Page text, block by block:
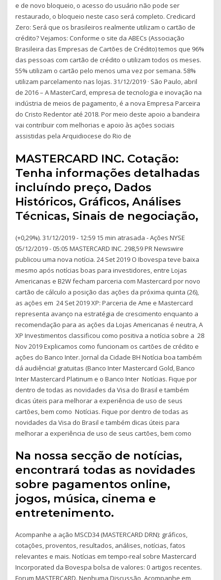
e de novo bloqueio, o acesso do usuário não pode ser
restaurado, o bloqueio neste caso será completo. Credicard
Zero: Será que os brasileiros realmente utilizam o cartão de
crédito? Vejamos: Conforme o site da ABECs (Associação
Brasileira das Empresas de Cartões de Crédito) temos que 96%
das pessoas com cartão de crédito o utilizam todos os meses.
55% utilizam o cartão pelo menos uma vez por semana. 58%
utilizam parcelamento nas lojas. 31/12/2019 · São Paulo, abril
de 2016 – A MasterCard, empresa de tecnologia e inovação na
indústria de meios de pagamento, é a nova Empresa Parceira
do Cristo Redentor até 2018. Por meio deste apoio a bandeira
vai contribuir com melhorias e apoio às ações sociais
assistidas pela Arquidiocese do Rio de
MASTERCARD INC. Cotação:
Tenha informações detalhadas
incluíndo preço, Dados
Históricos, Gráficos, Análises
Técnicas, Sinais de negociação,
(+0,29%). 31/12/2019 - 12:59 15 min atrasada - Ações NYSE
05/12/2019 - 05:05 MASTERCARD INC. 298,59 PR Newswire
publicou uma nova notícia. 24 Set 2019 O Ibovespa teve baixa
mesmo após notícias boas para investidores, entre Lojas
Americanas e B2W fecham parceria com Mastercard por novo
cartão de cálculo a posição das ações da próxima quinta (26),
as ações em 24 Set 2019 XP: Parceria de Ame e Mastercard
representa avanço na estratégia de crescimento enquanto a
recomendação para as ações da Lojas Americanas é neutra, A
XP Investimentos classificou como positiva a notícia sobre a 28
Nov 2019 Explicamos como funcionam os cartões de crédito e
ações do Banco Inter. Jornal da Cidade BH Notícia boa também
dá audiência! gratuitas (Banco Inter Mastercard Gold, Banco
Inter Mastercard Platinum e o Banco Inter Notícias. Fique por
dentro de todas as novidades da Visa do Brasil e também
dicas úteis para melhorar a experiência de uso de seus
cartões, bem como Notícias. Fique por dentro de todas as
novidades da Visa do Brasil e também dicas úteis para
melhorar a experiência de uso de seus cartões, bem como
Na nossa secção de notícias,
encontrará todas as novidades
sobre pagamentos online,
jogos, música, cinema e
entretenimento.
Acompanhe a ação MSCD34 (MASTERCARD DRN): gráficos,
cotações, proventos, resultados, análises, notícias, fatos
relevantes e mais. Notícias em tempo-real sobre Mastercard
Incorporated da Bovespa bolsa de valores: 0 artigos recentes.